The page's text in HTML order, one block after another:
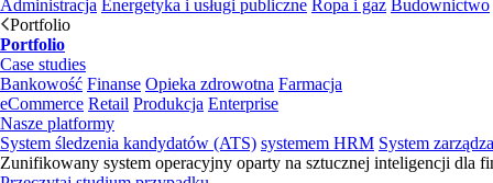
Administracja Energetyka i usługi publiczne Ropa i gaz Budownictwo
Portfolio
Portfolio
Case studies
Bankowość Finanse Opieka zdrowotna Farmacja
eCommerce Retail Produkcja Enterprise
Nasze platformy
System śledzenia kandydatów (ATS) systemem HRM System
Zunifikowany system operacyjny oparty na sztucznej inteligencji dla